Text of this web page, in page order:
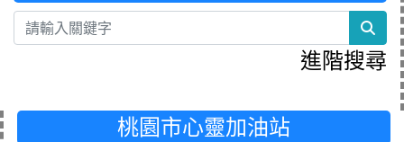
進階搜尋
桃園市心靈加油站